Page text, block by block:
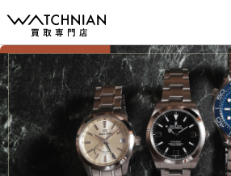
ウォッチニアン買取専門店とは？
ブランドから探す
取扱いカテゴリ